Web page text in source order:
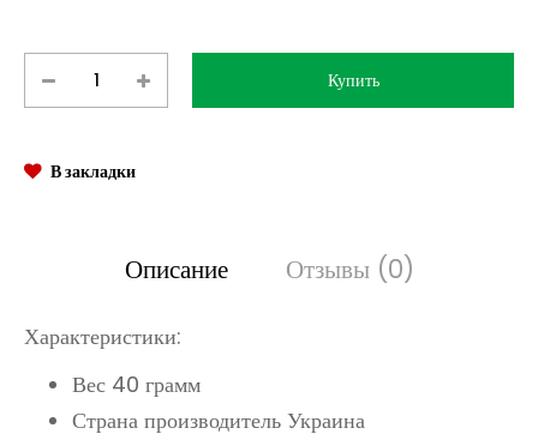
В закладки
Описание Отзывы (0)
Характеристики:
Вес 40 грамм
Страна производитель Украина